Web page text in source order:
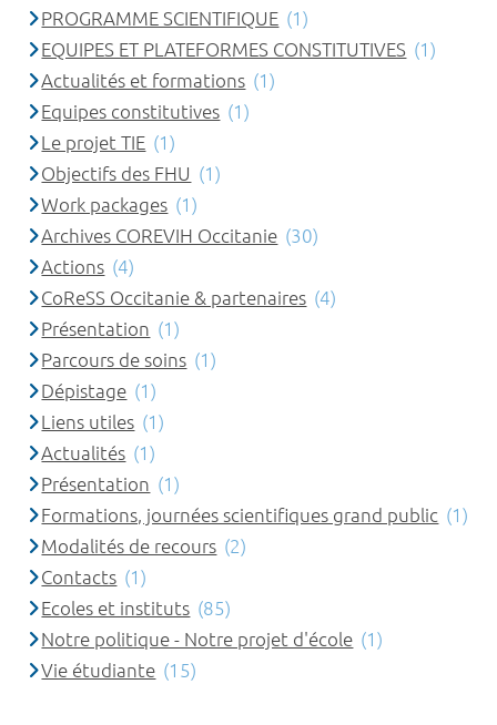
PROGRAMME SCIENTIFIQUE (1)
EQUIPES ET PLATEFORMES CONSTITUTIVES (1)
Actualités et formations (1)
Equipes constitutives (1)
Le projet TIE (1)
Objectifs des FHU (1)
Work packages (1)
Archives COREVIH Occitanie (30)
Actions (4)
CoReSS Occitanie & partenaires (4)
Présentation (1)
Parcours de soins (1)
Dépistage (1)
Liens utiles (1)
Actualités (1)
Présentation (1)
Formations, journées scientifiques grand public (1)
Modalités de recours (2)
Contacts (1)
Ecoles et instituts (85)
Notre politique - Notre projet d'école (1)
Vie étudiante (15)